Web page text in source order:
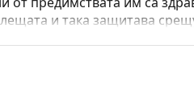
и така защитава